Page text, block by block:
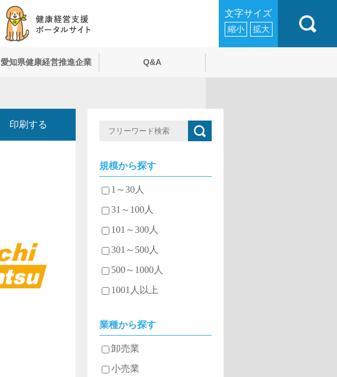
文字サイズ
縮小 拡大
愛知県健康経営推進企業 Q&A
印刷する
規模から探す
1～30人
31～100人
101～300人
301～500人
500～1000人
1001人以上
業種から探す
卸売業
小売業